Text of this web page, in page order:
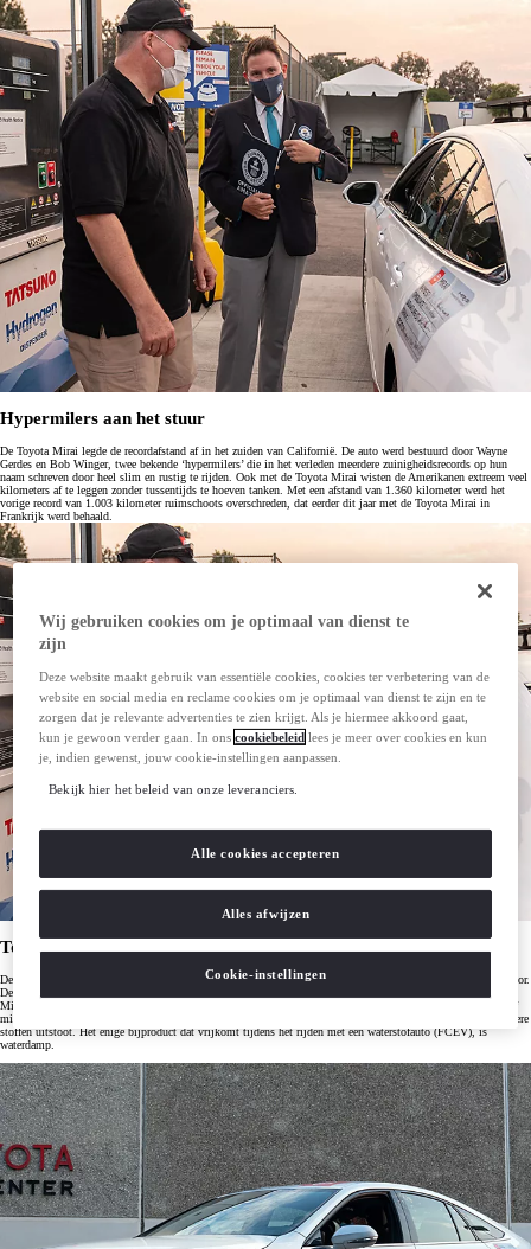
Hypermilers aan het stuur
De Toyota Mirai legde de recordafstand af in het zuiden van Californië. De auto werd bestuurd door Wayne
Gerdes en Bob Winger, twee bekende ‘hypermilers’ die in het verleden meerdere zuinigheidsrecords op hun
naam schreven door heel slim en rustig te rijden. Ook met de Toyota Mirai wisten de Amerikanen extreem veel
kilometers af te leggen zonder tussentijds te hoeven tanken. Met een afstand van 1.360 kilometer werd het
vorige record van 1.003 kilometer ruimschoots overschreden, dat eerder dit jaar met de Toyota Mirai in
Frankrijk werd behaald.
Toyota Mirai
De Toyota Mirai is een ruime vijfpersoons sedan, waarbij de wielen worden aangedreven door een elektromotor.
De stroom wordt geleverd door de brandstofcel onder de motorkap, die waterstof omzet in elektriciteit. De
Mirai is voorzien van drie waterstoftanks met een totale capaciteit van 5,6 kg, die eenvoudig in ongeveer vijf
minuten zijn volgetankt. De Toyota Mirai is dus een 100%
die geen CO2 of andere
stoffen uitstoot. Het enige bijproduct dat vrijkomt tijdens het rijden met een waterstofauto (FCEV), is
waterdamp.
Wij gebruiken cookies om je optimaal van dienst te
zijn
Deze website maakt gebruik van essentiële cookies, cookies ter verbetering van de
website en social media en reclame cookies om je optimaal van dienst te zijn en te
zorgen dat je relevante advertenties te zien krijgt. Als je hiermee akkoord gaat,
kun je gewoon verder gaan. In onscookiebeleid lees je meer over cookies en kun
je, indien gewenst, jouw cookie-instellingen aanpassen.
Bekijk hier het beleid van onze leveranciers.
Cookie-instellingen
Alles afwijzen
Alle cookies accepteren